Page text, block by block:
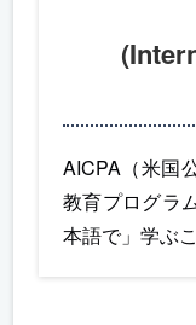
AICPA（米国
教育プログラ
本語で」学ぶ